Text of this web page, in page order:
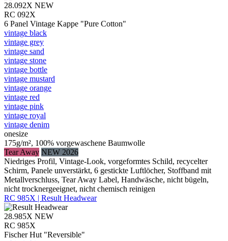
28.092X NEW
RC 092X
6 Panel Vintage Kappe "Pure Cotton"
vintage black
vintage grey
vintage sand
vintage stone
vintage bottle
vintage mustard
vintage orange
vintage red
vintage pink
vintage royal
vintage denim
onesize
175g/m², 100% vorgewaschene Baumwolle
Tear Away NEW 2026
Niedriges Profil, Vintage-Look, vorgeformtes Schild, recycelter
Schirm, Panele unverstärkt, 6 gestickte Luftlöcher, Stoffband mit
Metallverschluss, Tear Away Label, Handwäsche, nicht bügeln,
nicht trocknergeeignet, nicht chemisch reinigen
RC 985X | Result Headwear
28.985X NEW
RC 985X
Fischer Hut "Reversible"